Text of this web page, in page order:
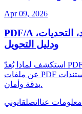
Apr 09, 2026
PDF/A للحفظ على المدى الطويل: الفوائد، التحديات،
ودليل التحويل
استكشف لماذا يُعدّ PDF/A ضروريًا لاستقرار الأرشفة، وكيف يختلف
عن ملفات PDF القياسية، والخطوات العملية لتحويل المستندات
بدقة وأمان.
معلومات عنا اتصلقانوني